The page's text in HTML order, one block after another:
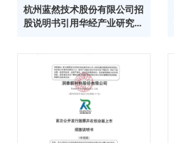
杭州蓝然技术股份有限公司招
股说明书引用华经产业研究院